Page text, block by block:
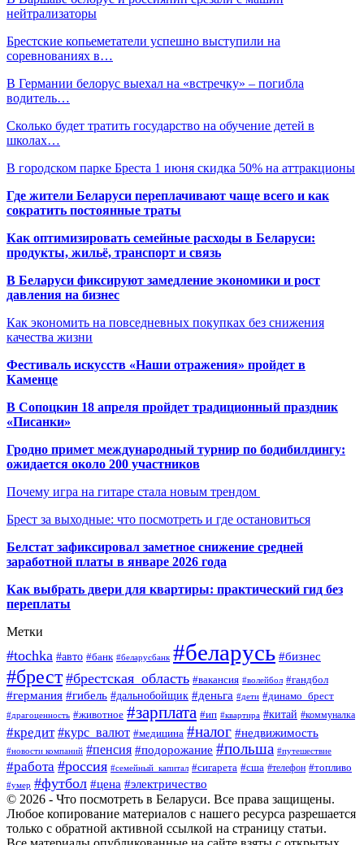
нейтрализаторы
Брестские копьеметатели успешно выступили на
соревнованиях в…
В Германии белорус выехал на «встречку» – погибла
водитель…
Сколько будет тратить государство на обучение детей в
школах…
В городском парке Бреста 1 июня скидка 50% на аттракционы
Где жители Беларуси переплачивают чаще всего и как
сократить постоянные траты
Как оптимизировать семейные расходы в Беларуси:
продукты, жильё, транспорт и связь
В Беларуси фиксируют замедление экономики и рост
давления на бизнес
Как экономить на повседневных покупках без снижения
качества жизни
Фестиваль искусств «Наши отражения» пройдет в
Каменце
В Сопоцкин 18 апреля пройдет традиционный праздник
«Писанки»
Гродно примет международный турнир по бодибилдингу:
ожидается около 200 участников
Почему игра на гитаре стала новым трендом
Брест за выходные: что посмотреть и где остановиться
Белстат зафиксировал заметное снижение средней
заработной платы в январе 2026 года
Как выбрать двери для квартиры: практический гид без
переплаты
Метки
#tochka #авто #банк #беларусбанк #беларусь #бизнес
#брест #брестская_область #вакансия #волейбол #гандбол
#германия #гибель #дальнобойщик #деньга #дети #динамо_брест
#драгоценность #животное #зарплата #ип #квартира #китай #коммуналка
#кредит #курс_валют #медицина #налог #недвижимость
#новости компаний #пенсия #подорожание #польша #путешествие
#работа #россия #семейный_капитал #сигарета #сша #телефон #топливо
#умер #футбол #цена #электричество
© 2026 - Что посмотреть в Беларуси. Все права защищены.
Любое копирование материалов с нашего ресурса разрешается
только с обратной активной ссылкой на страницу статьи.